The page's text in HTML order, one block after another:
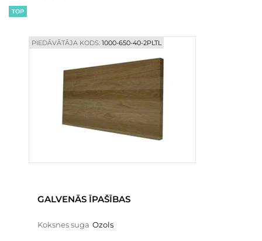
TOP
PIEDĀVĀTĀJA KODS:1000-650-40-2PLTL
GALVENĀS ĪPAŠĪBAS
Koksnes suga Ozols